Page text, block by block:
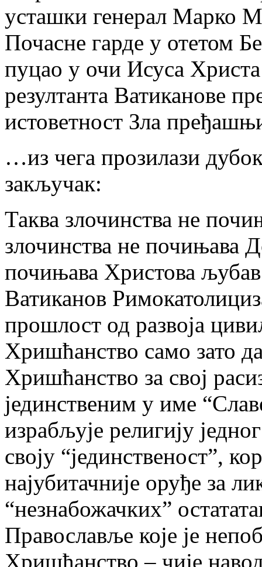
усташки генерал Марко
Почасне гарде у отетом
пуцао у очи Исуса
резултанта Ватиканове
истоветност Зла
…из чега прозилази
закључак:
Таква злочинства не
злочинства не почињава
почињава Христова
Ватиканов
прошлост од развоја
Хришћанство само зато
Хришћанство за свој
јединственим у име
израбљује религију
своју “јединственост”,
најубитачније оруђе за
“незнабожачких”
Православље које је
Хришћанство – чије